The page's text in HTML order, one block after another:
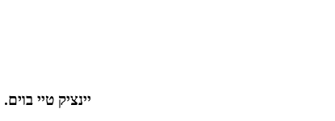
יינציק טיי בוים.